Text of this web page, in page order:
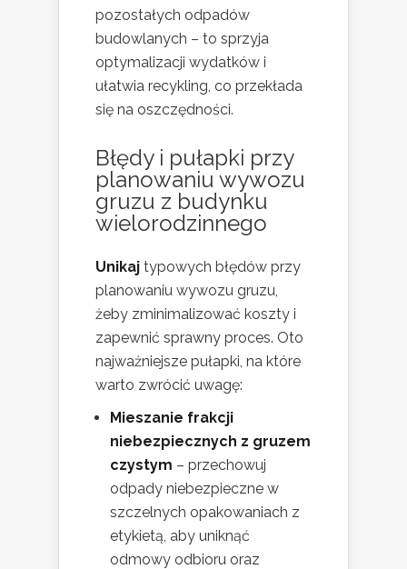
pozostałych odpadów
budowlanych – to sprzyja
optymalizacji wydatków i
ułatwia recykling, co przekłada
się na oszczędności.
Błędy i pułapki przy
planowaniu wywozu
gruzu z budynku
wielorodzinnego
Unikaj typowych błędów przy
planowaniu wywozu gruzu,
żeby zminimalizować koszty i
zapewnić sprawny proces. Oto
najważniejsze pułapki, na które
warto zwrócić uwagę:
Mieszanie frakcji
niebezpiecznych z gruzem
czystym – przechowuj
odpady niebezpieczne w
szczelnych opakowaniach z
etykietą, aby uniknąć
odmowy odbioru oraz